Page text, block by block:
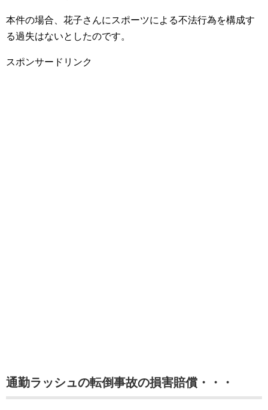
本件の場合、花子さんにスポーツによる不法行為を構成す
る過失はないとしたのです。
スポンサードリンク
通勤ラッシュの転倒事故の損害賠償・・・